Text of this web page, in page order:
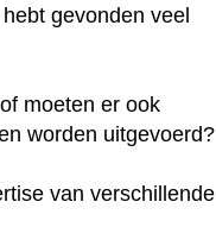
gevonden veel
moeten er ook
worden uitgevoerd?
van verschillende